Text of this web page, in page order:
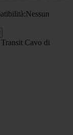
Nessun
Cavo di